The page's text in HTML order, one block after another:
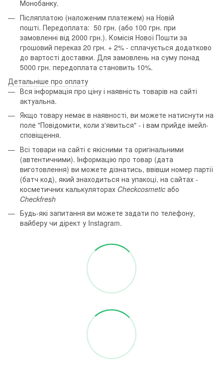
Монобанку.
Післяплатою (наложеним платежем) на Новій
пошті. Передоплата: 50 грн. (або 100 грн. при
замовленні від 2000 грн.). Комісія Нової Пошти за
грошовий переказ 20 грн. + 2% - сплачується додатково
до вартості доставки. Для замовлень на суму понад
5000 грн. передоплата становить 10%.
Детальніше про оплату
Вся інформація про ціну і наявність товарів на сайті
актуальна.
Якщо товару немає в наявності, ви можете натиснути на
поле "Повідомити, коли з'явиться" - і вам прийде імейл-
сповіщення.
Всі товари на сайті є якісними та оригінальними
(автентичними). Інформацію про товар (дата
виготовлення) ви можете дізнатись, ввівши номер партії
(батч код), який знаходиться на упакоці, на сайтах -
косметичних калькуляторах Checkcosmetic або
Checkfresh
Будь-які запитання ви можете задати по телефону,
вайберу чи дірект у Instagram.